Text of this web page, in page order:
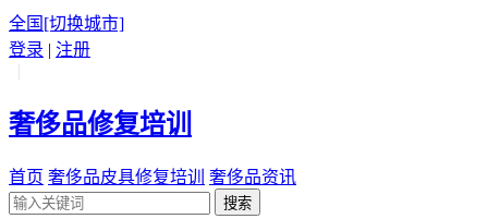
全国 [切换城市]
登录 | 注册
|
奢侈品修复培训
首页 奢侈品皮具修复培训 奢侈品资讯
搜索